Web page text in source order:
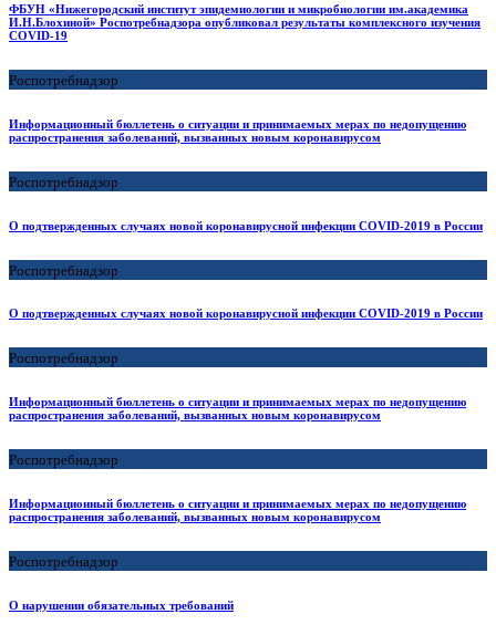
ФБУН «Нижегородский институт эпидемиологии и микробиологии им.академика
И.Н.Блохиной» Роспотребнадзора опубликовал результаты комплексного изучения
COVID-19
Роспотребнадзор
Информационный бюллетень о ситуации и принимаемых мерах по недопущению
распространения заболеваний, вызванных новым коронавирусом
Роспотребнадзор
О подтвержденных случаях новой коронавирусной инфекции COVID-2019 в России
Роспотребнадзор
О подтвержденных случаях новой коронавирусной инфекции COVID-2019 в России
Роспотребнадзор
Информационный бюллетень о ситуации и принимаемых мерах по недопущению
распространения заболеваний, вызванных новым коронавирусом
Роспотребнадзор
Информационный бюллетень о ситуации и принимаемых мерах по недопущению
распространения заболеваний, вызванных новым коронавирусом
Роспотребнадзор
О нарушении обязательных требований